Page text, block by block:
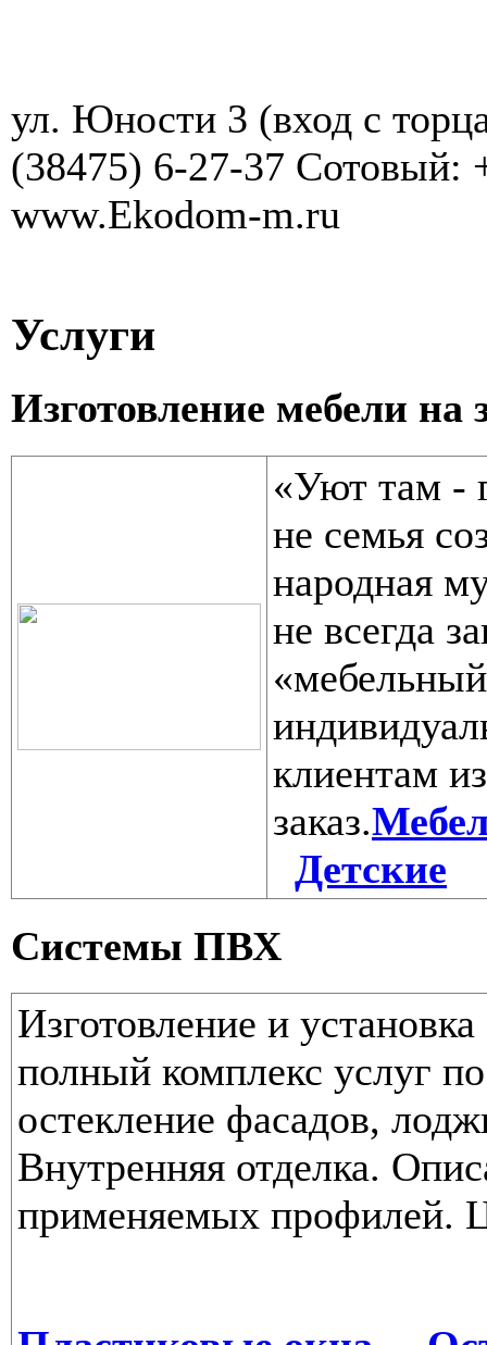
ул. Юности 3 (вход с
(38475) 6-27-37 Сотовый:
www.Ekodom-m.ru
Услуги
Изготовление мебели на
«Уют там -
не семья
народная
не всегда
клиентам
заказ.
Детские
Системы ПВХ
Изготовление и
полный комплекс услуг
остекление фасадов,
Внутренняя отделка.
применяемых профилей.